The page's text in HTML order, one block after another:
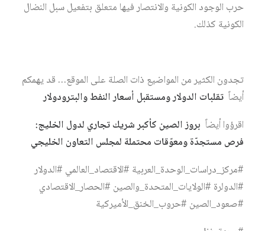
حرب الوجود الكونية والانتصار فيها متعلق بتفعيل سبل النضال
الكونية كذلك.
تجدون الكثير من المواضيع ذات الصلة على الموقع… قد يهمكم
أيضاً تقلبات الدولار ومستقبل أسعار النفط والبترودولار
اقرؤوا أيضاً بروز الصين كأكبر شريك تجاري لدول الخليج:
فرص مستجدّة ومعوّقات محتملة لمجلس التعاون الخليجي
#مركز_دراسات_الوحدة_العربية #الاقتصاد_العالمي #الدولار
#الدولرة #الولايات_المتحدة_والصين #الحصار_الاقتصادي
#صعود_الصين #حروب_الخنق_الأميركية